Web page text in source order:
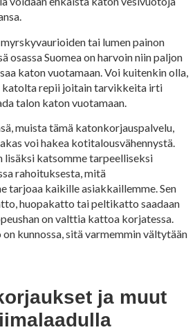
tai lumen painon
osassa Suomea on harvoin niin paljon
katon vuotamaan. Voi kuitenkin olla,
katolta repii joitain tarvikkeita irti
talon katon vuotamaan.
muista tämä katonkorjauspalvelu,
voi hakea kotitalousvähennystä.
lisäksi katsomme tarpeelliseksi
rahoituksesta, mitä
tarjoaa kaikille asiakkaillemme. Sen
huopakatto tai peltikatto saadaan
on valttia kattoa korjatessa.
kunnossa, sitä varmemmin vältytään
ja muut